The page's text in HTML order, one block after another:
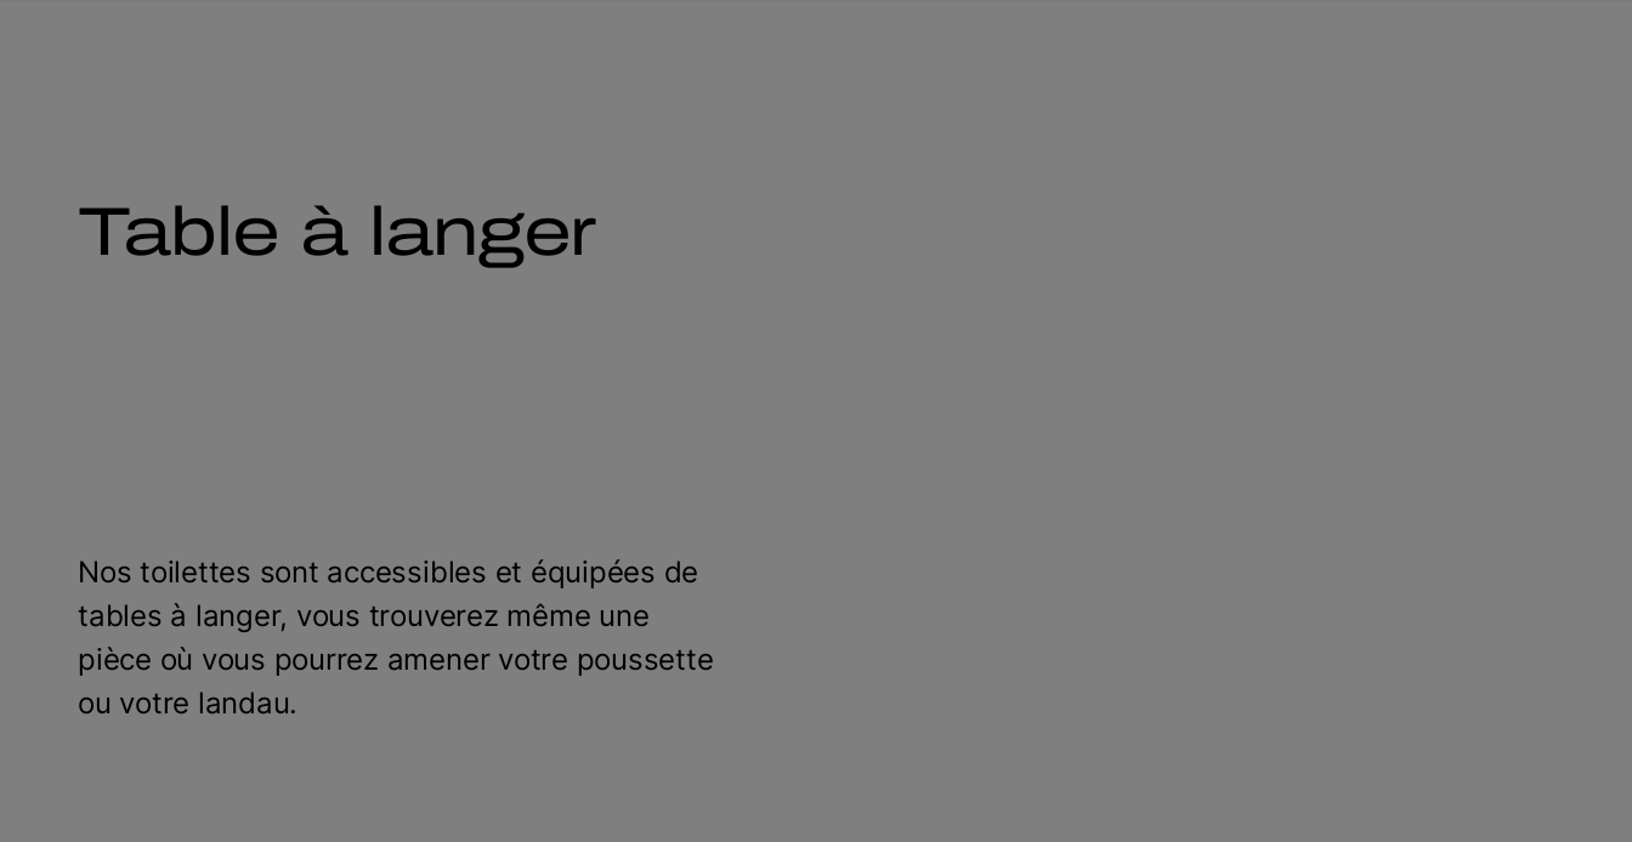
Table à langer
Nos toilettes sont accessibles et équipées de
tables à langer, vous trouverez même une
pièce où vous pourrez amener votre poussette
ou votre landau.